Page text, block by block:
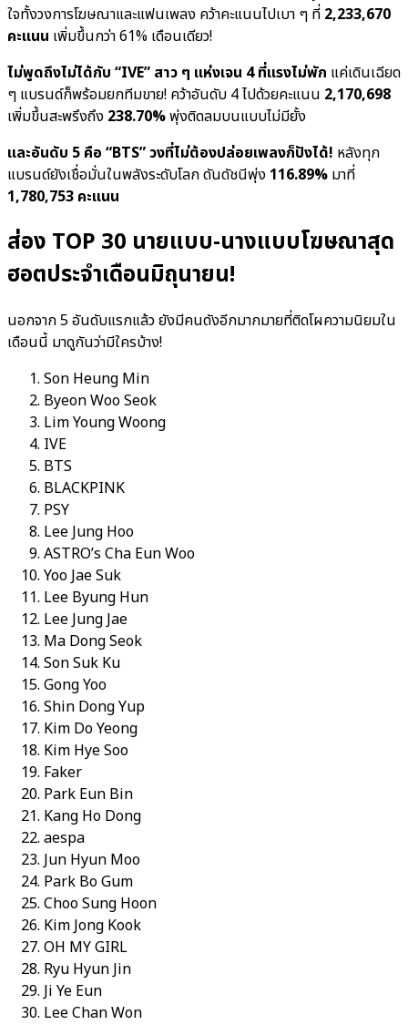
ใจทั้งวงการโฆษณาและแฟนเพลง คว้าคะแนนไปเบา ๆ ที่ 2,233,670
คะแนน เพิ่มขึ้นกว่า 61% เดือนเดียว!
ไม่พูดถึงไม่ได้กับ “IVE” สาว ๆ แห่งเจน 4 ที่แรงไม่พัก แค่เดินเฉียด
ๆ แบรนด์ก็พร้อมยกทีมขาย! คว้าอันดับ 4 ไปด้วยคะแนน 2,170,698
เพิ่มขึ้นสะพรึงถึง 238.70%พุ่งติดลมบนแบบไม่มียั้ง
และอันดับ 5 คือ “BTS” วงที่ไม่ต้องปล่อยเพลงก็ปังได้! หลังทุก
แบรนด์ยังเชื่อมั่นในพลังระดับโลก ดันดัชนีพุ่ง 116.89% มาที่
1,780,753 คะแนน
ส่อง TOP 30 นายแบบ-นางแบบโฆษณาสุด
ฮอตประจำเดือนมิถุนายน!
นอกจาก 5 อันดับแรกแล้ว ยังมีคนดังอีกมากมายที่ติดโผความนิยมใน
เดือนนี้ มาดูกันว่ามีใครบ้าง!
Son Heung Min
Byeon Woo Seok
Lim Young Woong
IVE
BTS
BLACKPINK
PSY
Lee Jung Hoo
ASTRO’s Cha Eun Woo
Yoo Jae Suk
Lee Byung Hun
Lee Jung Jae
Ma Dong Seok
Son Suk Ku
Gong Yoo
Shin Dong Yup
Kim Do Yeong
Kim Hye Soo
Faker
Park Eun Bin
Kang Ho Dong
aespa
Jun Hyun Moo
Park Bo Gum
Choo Sung Hoon
Kim Jong Kook
OH MY GIRL
Ryu Hyun Jin
Ji Ye Eun
Lee Chan Won